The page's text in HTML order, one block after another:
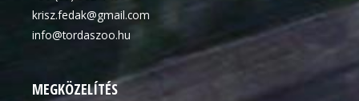
krisz.fedak@gmail.com
info@tordaszoo.hu
MEGKÖZELÍTÉS